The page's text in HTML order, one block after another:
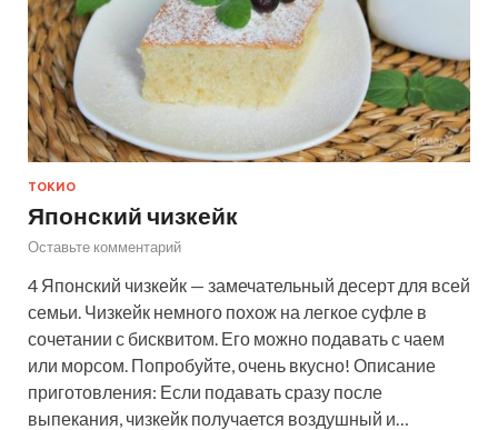
ТОКИО
Японский чизкейк
Оставьте комментарий
4 Японский чизкейк — замечательный десерт для всей
семьи. Чизкейк немного похож на легкое суфле в
сочетании с бисквитом. Его можно подавать с чаем
или морсом. Попробуйте, очень вкусно! Описание
приготовления: Если подавать сразу после
выпекания, чизкейк получается воздушный и…